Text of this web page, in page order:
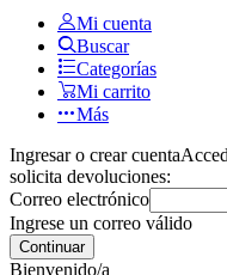
Mi cuenta
Buscar
Categorías
Mi carrito
Más
Ingresar o crear cuenta
solicita devoluciones:
Correo electrónico
Ingrese un correo válido
Continuar
Bienvenido/a